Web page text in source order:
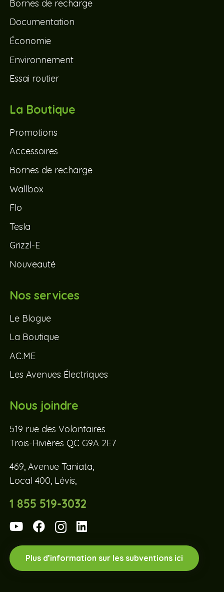
Bornes de recharge
Documentation
Économie
Environnement
Essai routier
La Boutique
Promotions
Accessoires
Bornes de recharge
Wallbox
Flo
Tesla
Grizzl-E
Nouveauté
Nos services
Le Blogue
La Boutique
AC.ME
Les Avenues Électriques
Nous joindre
519 rue des Volontaires
Trois-Rivières QC G9A 2E7
469, Avenue Taniata,
Local 400, Lévis,
1 855 519-3032
Plus d’information sur les subventions ici